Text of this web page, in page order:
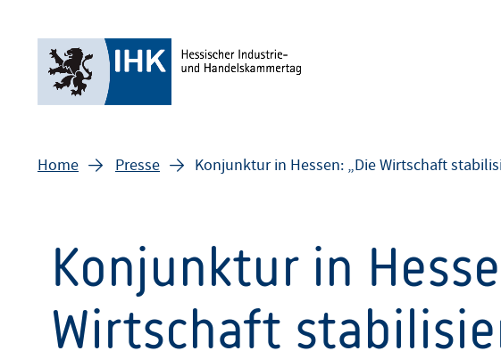
Home Presse Konjunktur in Hessen: „Die Wirtschaft
Konjunktur in
Wirtschaft